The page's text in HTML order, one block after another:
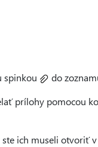
spinkou
do
prílohy pomocou
ich museli otvoriť